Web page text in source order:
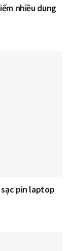
nhiều dung
pin laptop